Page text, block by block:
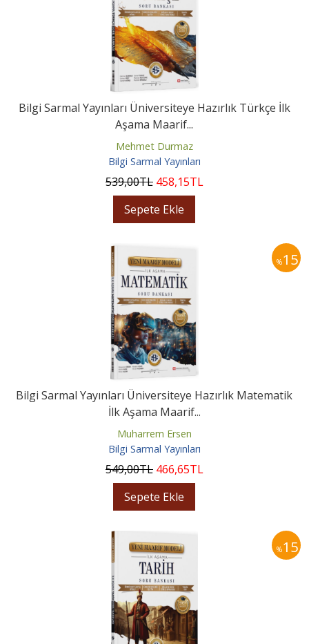
Bilgi Sarmal Yayınları Üniversiteye Hazırlık Türkçe İlk
Aşama Maarif...
Mehmet Durmaz
Bilgi Sarmal Yayınları
539,00TL 458,15TL
Sepete Ekle
%15
Bilgi Sarmal Yayınları Üniversiteye Hazırlık Matematik
İlk Aşama Maarif...
Muharrem Ersen
Bilgi Sarmal Yayınları
549,00TL 466,65TL
Sepete Ekle
%15